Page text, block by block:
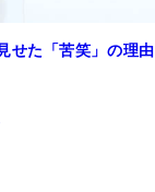
せた「苦笑」の理由